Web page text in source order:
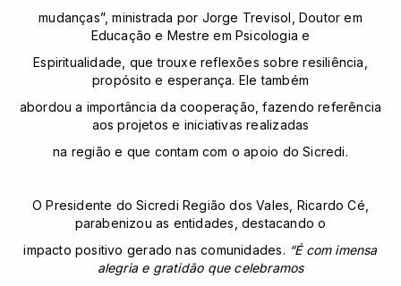
mudanças”, ministrada por Jorge Trevisol, Doutor em
Educação e Mestre em Psicologia e
Espiritualidade, que trouxe reflexões sobre resiliência,
propósito e esperança. Ele também
abordou a importância da cooperação, fazendo referência
aos projetos e iniciativas realizadas
na região e que contam com o apoio do Sicredi.
O Presidente do Sicredi Região dos Vales, Ricardo Cé,
parabenizou as entidades, destacando o
impacto positivo gerado nas comunidades. “É com imensa
alegria e gratidão que celebramos